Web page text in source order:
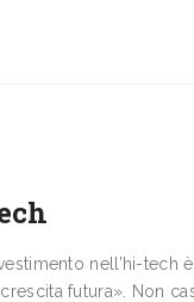
nell’hi-tech
futura». Non